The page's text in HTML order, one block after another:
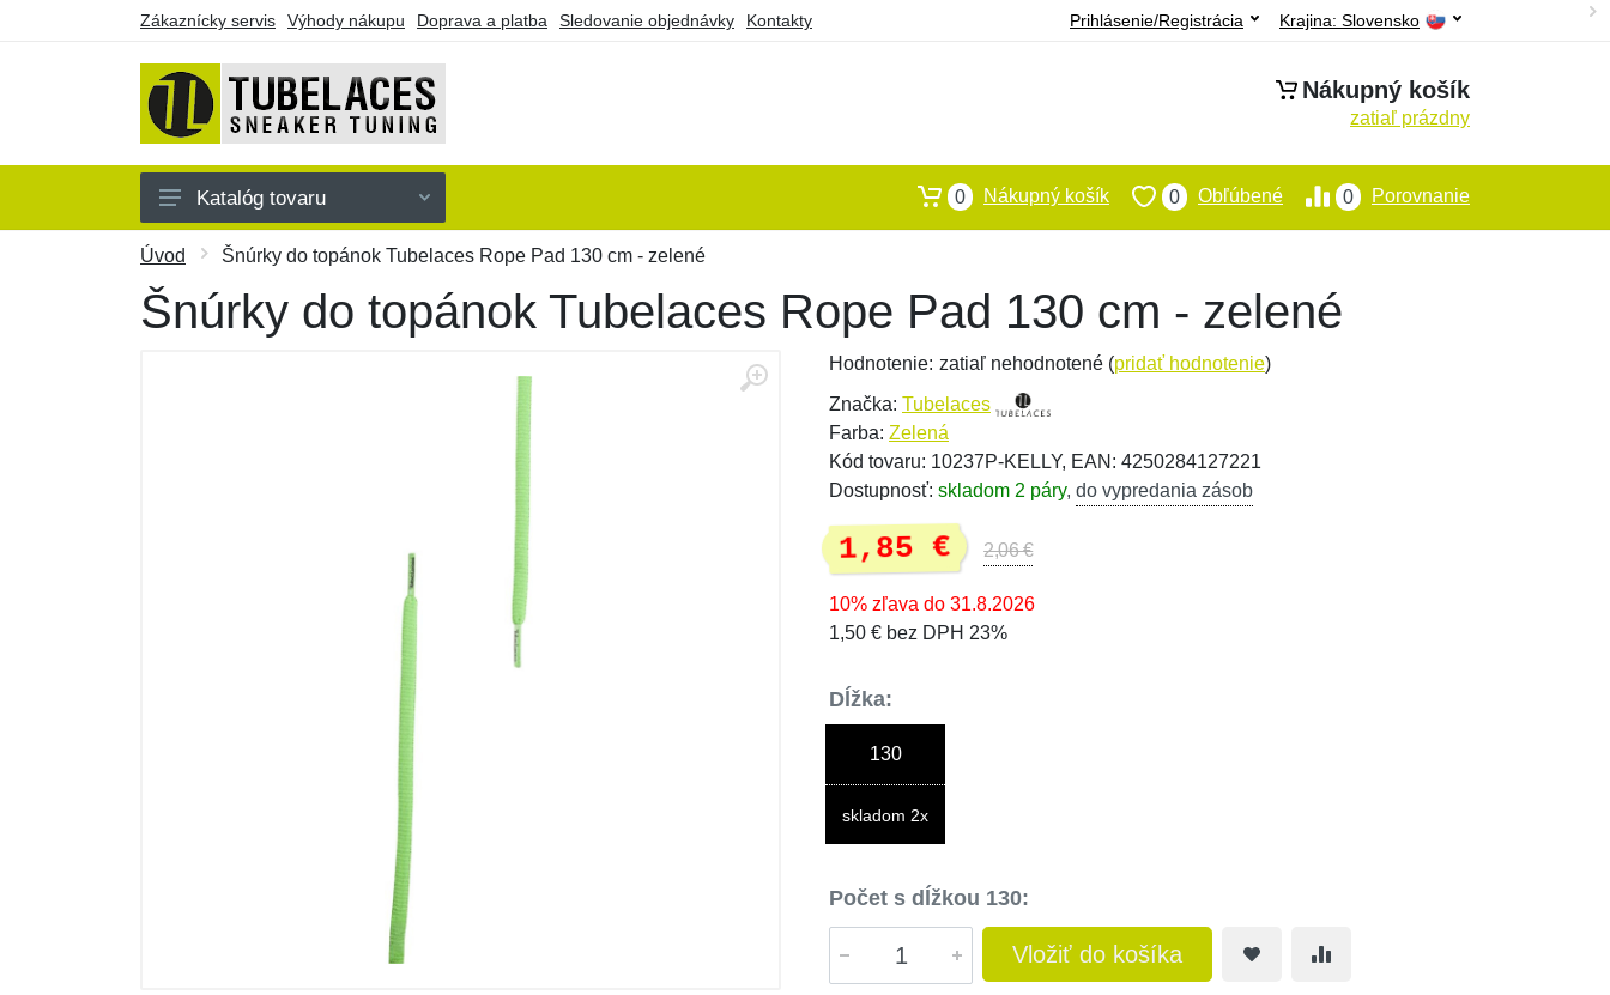
Zákaznícky servis Výhody nákupu Doprava a platba Sledovanie objednávky Kontakty Krajina: Slovensko
Prihlásenie/Registrácia
Nákupný košík
zatiaľ prázdny
Farebné
Jednofarebné
Katalóg tovaru 0 Porovnanie
0 Obľúbené
0 Nákupný košík
Úvod Šnúrky do topánok Tubelaces Rope Pad 130 cm - zelené
Šnúrky do topánok Tubelaces Rope Pad 130 cm - zelené
Hodnotenie: zatiaľ nehodnotené (pridať hodnotenie)
Značka: Tubelaces
Farba: Zelená
Kód tovaru: 10237P-KELLY, EAN: 4250284127221
Dostupnosť: skladom 2 páry, do vypredania zásob
1,85 € 2,06 €
10% zľava do 31.8.2026
1,50 € bez DPH 23%
Dĺžka:
130
skladom 2x
Počet s dĺžkou 130:
Vložiť do košíka